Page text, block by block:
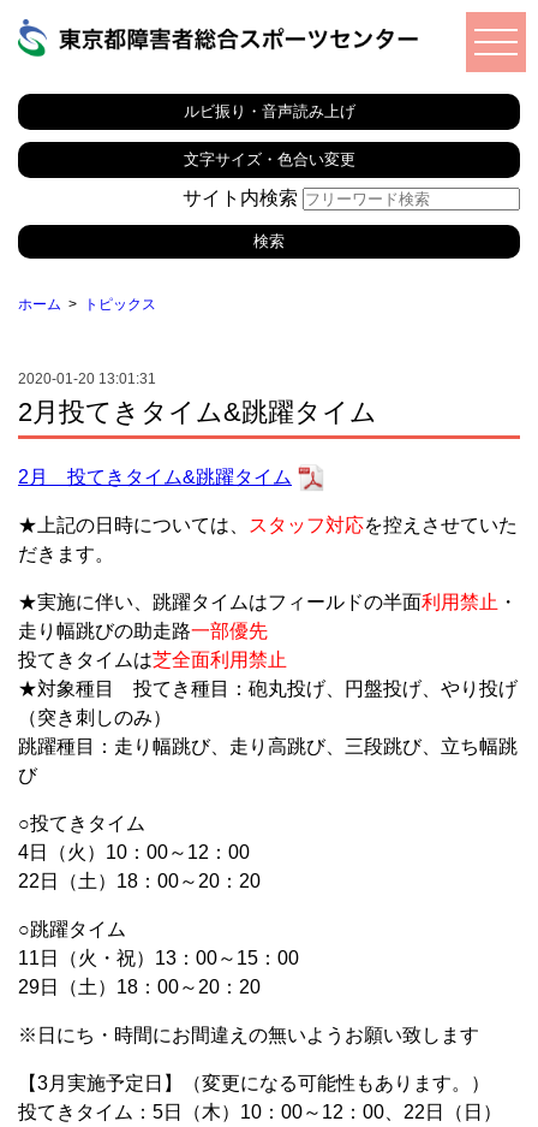
ルビ振り・音声読み上げ
文字サイズ・色合い変更
サイト内検索
ホーム トピックス
2020-01-20 13:01:31
2月投てきタイム&跳躍タイム
2月 投てきタイム&跳躍タイム
★上記の日時については、 スタッフ対応を控えさせていた
だきます。
★実施に伴い、跳躍タイムはフィールドの半面利用禁止 ・
走り幅跳びの助走路一部優先
投てきタイムは芝全面利用禁止
★対象種目 投てき種目：砲丸投げ、円盤投げ、やり投げ
（突き刺しのみ）
跳躍種目：走り幅跳び、走り高跳び、三段跳び、立ち幅跳
び
○投てきタイム
4日（火）10：00～12：00
22日（土）18：00～20：20
○跳躍タイム
11日（火・祝）13：00～15：00
29日（土）18：00～20：20
※日にち・時間にお間違えの無いようお願い致します
【3月実施予定日】（変更になる可能性もあります。）
投てきタイム：5日（木）10：00～12：00、22日（日）